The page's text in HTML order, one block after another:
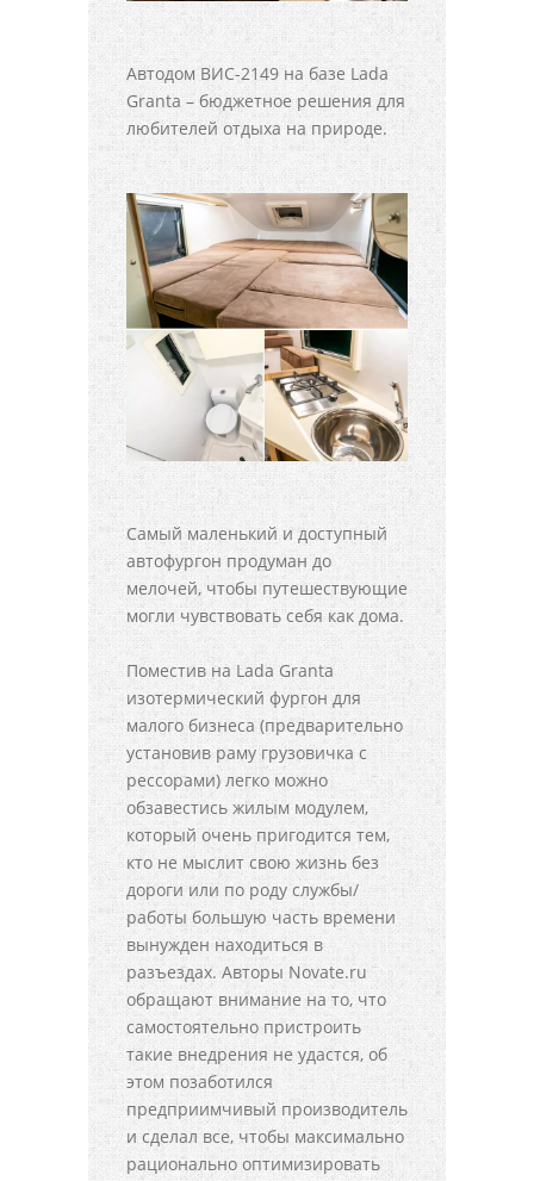
Автодом ВИС-2149 на базе Lada
Granta – бюджетное решения для
любителей отдыха на природе.
Самый маленький и доступный
автофургон продуман до
мелочей, чтобы путешествующие
могли чувствовать себя как дома.
Поместив на Lada Granta
изотермический фургон для
малого бизнеса (предварительно
установив раму грузовичка с
рессорами) легко можно
обзавестись жилым модулем,
который очень пригодится тем,
кто не мыслит свою жизнь без
дороги или по роду службы/
работы большую часть времени
вынужден находиться в
разъездах. Авторы Novate.ru
обращают внимание на то, что
самостоятельно пристроить
такие внедрения не удастся, об
этом позаботился
предприимчивый производитель
и сделал все, чтобы максимально
рационально оптимизировать